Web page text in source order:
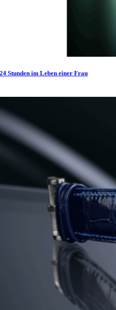
Stunden im Leben einer Frau